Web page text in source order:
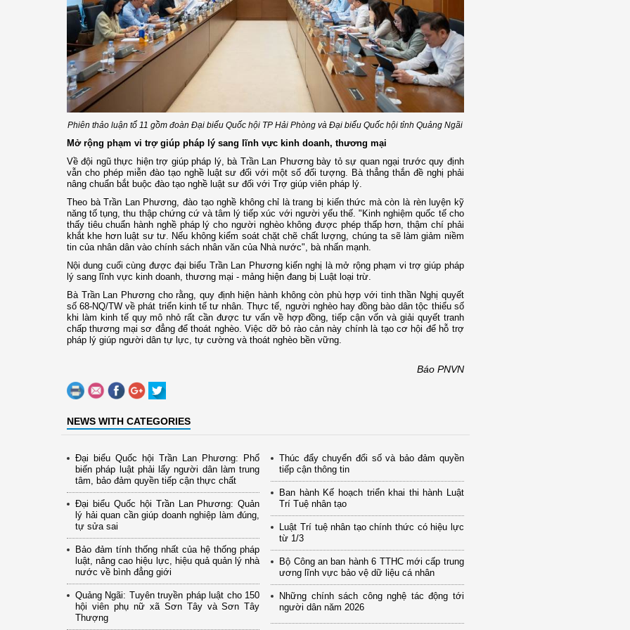
Phiên thảo luận tổ 11 gồm đoàn Đại biểu Quốc hội TP Hải Phòng và Đại biểu Quốc hội tỉnh Quảng Ngãi
Mở rộng phạm vi trợ giúp pháp lý sang lĩnh vực kinh doanh, thương mại
Về đội ngũ thực hiện trợ giúp pháp lý, bà Trần Lan Phương bày tỏ sự quan ngại trước quy định
vẫn cho phép miễn đào tạo nghề luật sư đối với một số đối tượng. Bà thẳng thắn đề nghị phải
nâng chuẩn bắt buộc đào tạo nghề luật sư đối với Trợ giúp viên pháp lý.
Theo bà Trần Lan Phương, đào tạo nghề không chỉ là trang bị kiến thức mà còn là rèn luyện kỹ
năng tố tụng, thu thập chứng cứ và tâm lý tiếp xúc với người yếu thế. "Kinh nghiệm quốc tế cho
thấy tiêu chuẩn hành nghề pháp lý cho người nghèo không được phép thấp hơn, thậm chí phải
khắt khe hơn luật sư tư. Nếu không kiểm soát chặt chẽ chất lượng, chúng ta sẽ làm giảm niềm
tin của nhân dân vào chính sách nhân văn của Nhà nước", bà nhấn mạnh.
Nội dung cuối cùng được đại biểu Trần Lan Phương kiến nghị là mở rộng phạm vi trợ giúp pháp
lý sang lĩnh vực kinh doanh, thương mại - mảng hiện đang bị Luật loại trừ.
Bà Trần Lan Phương cho rằng, quy định hiện hành không còn phù hợp với tinh thần Nghị quyết
số 68-NQ/TW về phát triển kinh tế tư nhân. Thực tế, người nghèo hay đồng bào dân tộc thiểu số
khi làm kinh tế quy mô nhỏ rất cần được tư vấn về hợp đồng, tiếp cận vốn và giải quyết tranh
chấp thương mại sơ đẳng để thoát nghèo. Việc dỡ bỏ rào cản này chính là tạo cơ hội để hỗ trợ
pháp lý giúp người dân tự lực, tự cường và thoát nghèo bền vững.
Báo PNVN
NEWS WITH CATEGORIES
Đại biểu Quốc hội Trần Lan Phương: Phổ
biến pháp luật phải lấy người dân làm trung
tâm, bảo đảm quyền tiếp cận thực chất
Đại biểu Quốc hội Trần Lan Phương: Quản
lý hải quan cần giúp doanh nghiệp làm đúng,
tự sửa sai
Bảo đảm tính thống nhất của hệ thống pháp
luật, nâng cao hiệu lực, hiệu quả quản lý nhà
nước về bình đẳng giới
Quảng Ngãi: Tuyên truyền pháp luật cho 150
hội viên phụ nữ xã Sơn Tây và Sơn Tây
Thượng
Thúc đẩy chuyển đổi số và bảo đảm quyền
tiếp cận thông tin
Ban hành Kế hoạch triển khai thi hành Luật
Trí Tuệ nhân tạo
Luật Trí tuệ nhân tạo chính thức có hiệu lực
từ 1/3
Bộ Công an ban hành 6 TTHC mới cấp trung
ương lĩnh vực bảo vệ dữ liệu cá nhân
Những chính sách công nghệ tác động tới
người dân năm 2026